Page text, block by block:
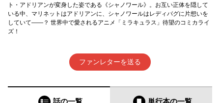
ト・アドリアンが変身した姿である《シャノワール》。お互い正体を隠して
いる中、マリネットはアドリアンに、シャノワールはレディバグに片想いを
していて――？ 世界中で愛されるアニメ「ミラキュラス」待望のコミカライ
ズ！
ファンレターを送る